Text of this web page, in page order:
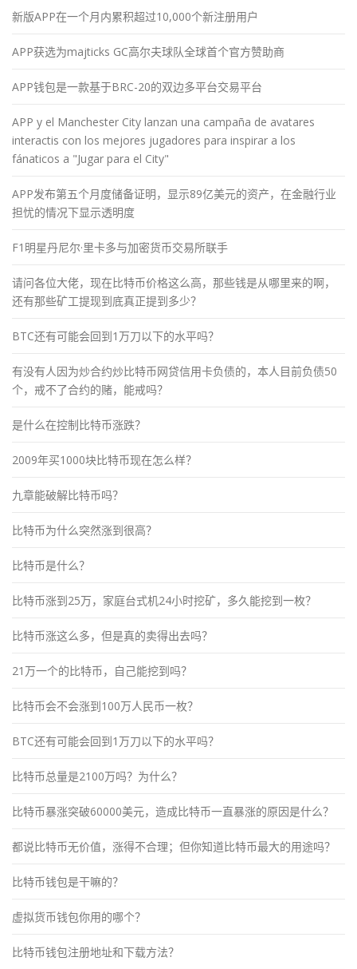
新版APP在一个月内累积超过10,000个新注册用户
APP获选为majticks GC高尔夫球队全球首个官方赞助商
APP钱包是一款基于BRC-20的双边多平台交易平台
APP y el Manchester City lanzan una campaña de avatares
interactis con los mejores jugadores para inspirar a los
fánaticos a "Jugar para el City"
APP发布第五个月度储备证明，显示89亿美元的资产，在金融行业
担忧的情况下显示透明度
F1明星丹尼尔·里卡多与加密货币交易所联手
请问各位大佬，现在比特币价格这么高，那些钱是从哪里来的啊，
还有那些矿工提现到底真正提到多少？
BTC还有可能会回到1万刀以下的水平吗？
有没有人因为炒合约炒比特币网贷信用卡负债的，本人目前负债50
个，戒不了合约的赌，能戒吗？
是什么在控制比特币涨跌？
2009年买1000块比特币现在怎么样？
九章能破解比特币吗？
比特币为什么突然涨到很高？
比特币是什么？
比特币涨到25万，家庭台式机24小时挖矿，多久能挖到一枚？
比特币涨这么多，但是真的卖得出去吗？
21万一个的比特币，自己能挖到吗？
比特币会不会涨到100万人民币一枚？
BTC还有可能会回到1万刀以下的水平吗？
比特币总量是2100万吗？为什么？
比特币暴涨突破60000美元，造成比特币一直暴涨的原因是什么？
都说比特币无价值，涨得不合理；但你知道比特币最大的用途吗？
比特币钱包是干嘛的？
虚拟货币钱包你用的哪个？
比特币钱包注册地址和下载方法？